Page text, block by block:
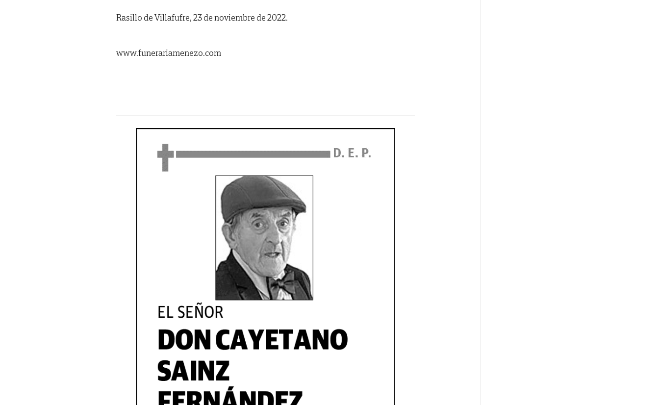
Rasillo de Villafufre, 23 de noviembre de 2022.
www.funerariamenezo.com